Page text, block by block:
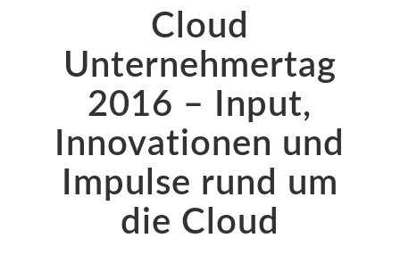
Cloud
Unternehmertag
2016 – Input,
Innovationen und
Impulse rund um
die Cloud